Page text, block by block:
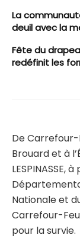
La
deuil avec la
Fête du
redéfinit les
De
Brouard et à
LESPINASSE,
Nationale et
Carrefour-
pour la survie.